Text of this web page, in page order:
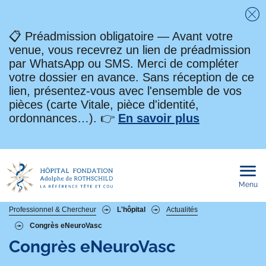
📋 Préadmission obligatoire — Avant votre
venue, vous recevrez un lien de préadmission
par WhatsApp ou SMS. Merci de compléter
votre dossier en avance. Sans réception de ce
lien, présentez-vous avec l'ensemble de vos
pièces (carte Vitale, pièce d'identité,
ordonnances…). 👉 En savoir plus
Menu
Fil
d'Ariane
Professionnel & Chercheur L'hôpital
Actualités
Congrès eNeuroVasc
Congrès eNeuroVasc